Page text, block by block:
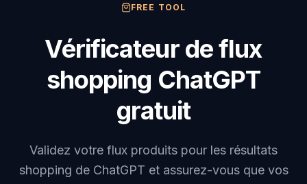
SURVEILLEZ
Analyse
Ressources
Outils
Réserver
FREE TOOL
Vérificateur de flux
shopping ChatGPT
gratuit
Validez votre flux produits pour les résultats
shopping de ChatGPT et assurez-vous que vos